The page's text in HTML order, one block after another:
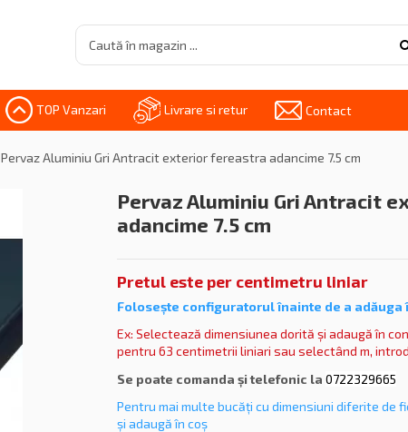
TOP Vanzari Livrare si retur Contact
Pervaz Aluminiu Gri Antracit exterior fereastra adancime 7.5 cm
Pervaz Aluminiu Gri Antracit
adancime 7.5 cm
Pretul este per centimetru liniar
Folosește configuratorul înainte de a adăuga
Ex: Selectează dimensiunea dorită și adaugă în
pentru 63 centimetrii liniari sau selectând m,
Se poate comanda și telefonic la 0722329665
Pentru mai multe bucăți cu dimensiuni diferite de
și adaugă în coș